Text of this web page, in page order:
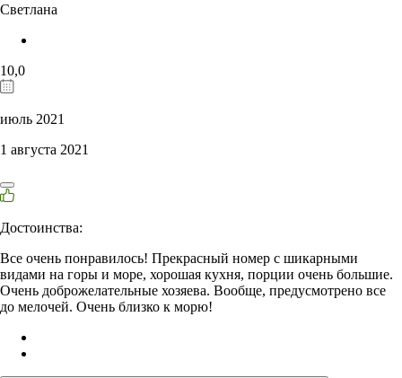
Светлана
10,0
июль 2021
1 августа 2021
Достоинства:
Все очень понравилось! Прекрасный номер с шикарными
видами на горы и море, хорошая кухня, порции очень большие.
Очень доброжелательные хозяева. Вообще, предусмотрено все
до мелочей. Очень близко к морю!